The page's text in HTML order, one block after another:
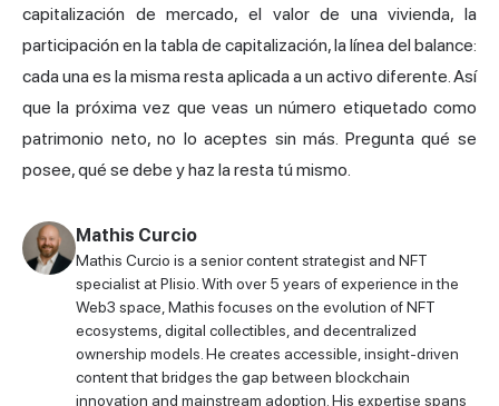
capitalización de mercado, el valor de una vivienda, la
participación en la tabla de capitalización, la línea del balance:
cada una es la misma resta aplicada a un activo diferente. Así
que la próxima vez que veas un número etiquetado como
patrimonio neto, no lo aceptes sin más. Pregunta qué se
posee, qué se debe y haz la resta tú mismo.
Mathis Curcio
Mathis Curcio is a senior content strategist and NFT
specialist at Plisio. With over 5 years of experience in the
Web3 space, Mathis focuses on the evolution of NFT
ecosystems, digital collectibles, and decentralized
ownership models. He creates accessible, insight-driven
content that bridges the gap between blockchain
innovation and mainstream adoption. His expertise spans